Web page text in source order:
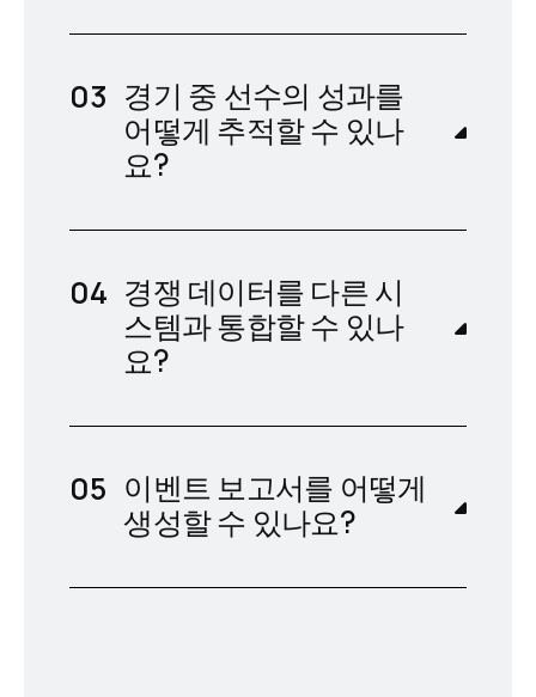
경기 중 선수의 성과를
어떻게 추적할 수 있나
요?
경쟁 데이터를 다른 시
스템과 통합할 수 있나
요?
이벤트 보고서를 어떻게
생성할 수 있나요?